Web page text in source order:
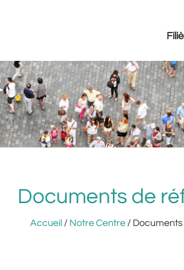
Documents de
Accueil / Notre Centre/